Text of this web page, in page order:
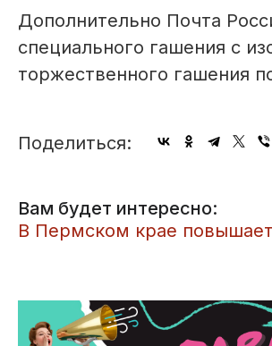
Дополнительно Почта
специального гашения с
торжественного гашения
Поделиться:
Вам будет интересно:
В Пермском крае